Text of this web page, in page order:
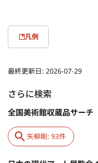
凡例
最終更新日: 2026-07-29
さらに検索
全国美術館収蔵品サーチ
矢柳剛: 93件